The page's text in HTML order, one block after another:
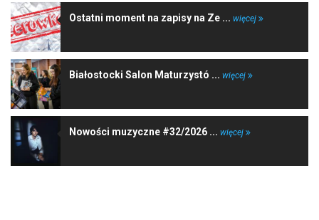
Ostatni moment na zapisy na Ze ... więcej
Białostocki Salon Maturzystó ... więcej
Nowości muzyczne #32/2026 ... więcej